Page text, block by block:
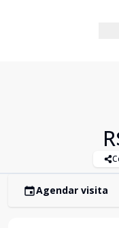
Agendar visita